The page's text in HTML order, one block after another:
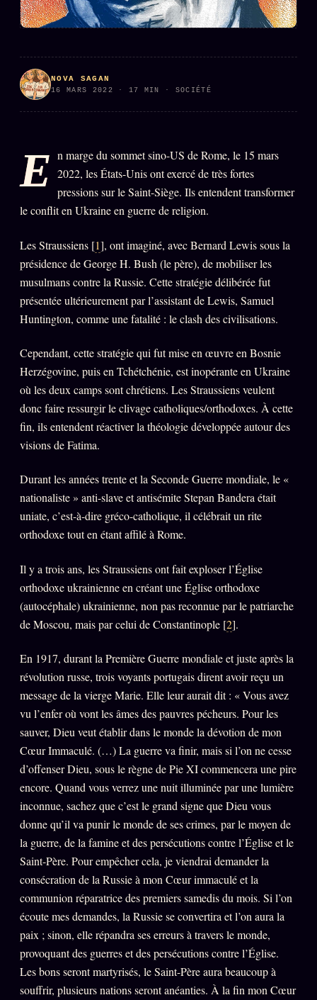
PRÉDICTIONS INFOFICTION
L'ORACLE Z/S
Oracle Analyse
24€
Oracle Éclair
Oracle Famille
Oracle Sigil Sonore
Oracle Parfum
Oracle Anniversaire
Oracle Carte du Jour
Oracle Algorithme
Audit Social
LIVRES
KÉTAMINE
BRAQUAGE 2021
SUSPECTE2022
Les Limites2025
Le procès Brigitte Macron
ZS Bundle
Références
SOCIÉTÉ DES AMIS LOI 1901
L'Association ★
S'abonner
Cercle Privé 30€/M
Mécène
Témoignages85 000
Lectures des sœurs
Bienvenue nouveau membre
Manifeste pricing
Se connecter
NOVA SAGAN
16 MARS 2022 · 17 MIN · SOCIÉTÉ
E n marge du sommet sino-US de Rome, le 15 mars
2022, les États-Unis ont exercé de très fortes
pressions sur le Saint-Siège. Ils entendent transformer
le conflit en Ukraine en guerre de religion.
Les Straussiens [1], ont imaginé, avec Bernard Lewis sous la
présidence de George H. Bush (le père), de mobiliser les
musulmans contre la Russie. Cette stratégie délibérée fut
présentée ultérieurement par l’assistant de Lewis, Samuel
Huntington, comme une fatalité : le clash des civilisations.
Cependant, cette stratégie qui fut mise en œuvre en Bosnie
Herzégovine, puis en Tchétchénie, est inopérante en Ukraine
où les deux camps sont chrétiens. Les Straussiens veulent
donc faire ressurgir le clivage catholiques/orthodoxes. À cette
fin, ils entendent réactiver la théologie développée autour des
visions de Fatima.
Durant les années trente et la Seconde Guerre mondiale, le «
nationaliste » anti-slave et antisémite Stepan Bandera était
uniate, c’est-à-dire gréco-catholique, il célébrait un rite
orthodoxe tout en étant affilé à Rome.
Il y a trois ans, les Straussiens ont fait exploser l’Église
orthodoxe ukrainienne en créant une Église orthodoxe
(autocéphale) ukrainienne, non pas reconnue par le patriarche
de Moscou, mais par celui de Constantinople [2].
En 1917, durant la Première Guerre mondiale et juste après la
révolution russe, trois voyants portugais dirent avoir reçu un
message de la vierge Marie. Elle leur aurait dit : « Vous avez
vu l’enfer où vont les âmes des pauvres pécheurs. Pour les
sauver, Dieu veut établir dans le monde la dévotion de mon
Cœur Immaculé. (…) La guerre va finir, mais si l’on ne cesse
d’offenser Dieu, sous le règne de Pie XI commencera une pire
encore. Quand vous verrez une nuit illuminée par une lumière
inconnue, sachez que c’est le grand signe que Dieu vous
donne qu’il va punir le monde de ses crimes, par le moyen de
la guerre, de la famine et des persécutions contre l’Église et le
Saint-Père. Pour empêcher cela, je viendrai demander la
consécration de la Russie à mon Cœur immaculé et la
communion réparatrice des premiers samedis du mois. Si l’on
écoute mes demandes, la Russie se convertira et l’on aura la
paix ; sinon, elle répandra ses erreurs à travers le monde,
provoquant des guerres et des persécutions contre l’Église.
Les bons seront martyrisés, le Saint-Père aura beaucoup à
souffrir, plusieurs nations seront anéanties. À la fin mon Cœur